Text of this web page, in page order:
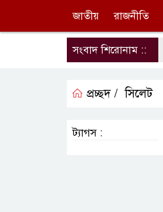
জাতীয় রাজনীতি
সংবাদ শিরোনাম ::
প্রচ্ছদ / সিলেট
ট্যাগস :